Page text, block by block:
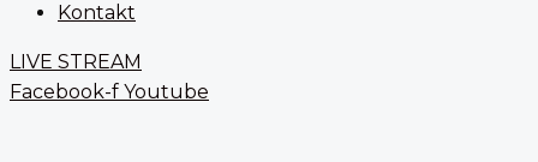
Kontakt
LIVE STREAM
Facebook-f Youtube